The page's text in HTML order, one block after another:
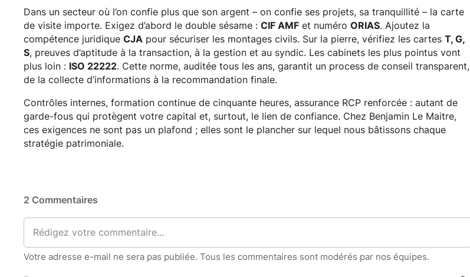
Dans un secteur où l’on confie plus que son argent – on confie ses projets, sa tranquillité – la carte
de visite importe. Exigez d’abord le double sésame : CIF AMFet numéro ORIAS. Ajoutez la
compétence juridique CJApour sécuriser les montages civils. Sur la pierre, vérifiez les cartes T, G,
S, preuves d’aptitude à la transaction, à la gestion et au syndic. Les cabinets les plus pointus vont
plus loin : ISO 22222. Cette norme, auditée tous les ans, garantit un process de conseil transparent,
de la collecte d’informations à la recommandation finale.
Contrôles internes, formation continue de cinquante heures, assurance RCP renforcée : autant de
garde-fous qui protègent votre capital et, surtout, le lien de confiance. Chez Benjamin Le Maitre,
ces exigences ne sont pas un plafond ; elles sont le plancher sur lequel nous bâtissons chaque
stratégie patrimoniale.